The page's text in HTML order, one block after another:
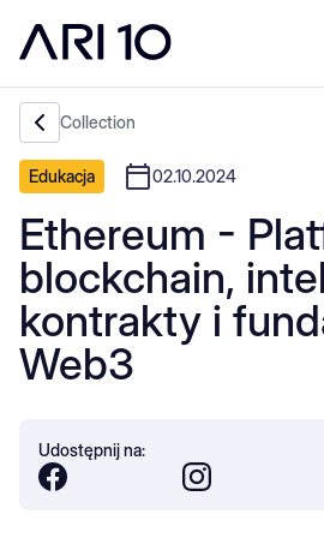
Collection
Edukacja 02.10.2024
Ethereum -
blockchain,
kontrakty i
Web3
Udostępnij na: